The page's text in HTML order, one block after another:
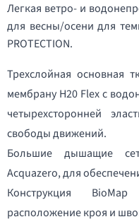
Легкая ветро- и
для весны/осени для
PROTECTION.
Трехслойная основная
мембрану H20 Flex с
четырехсторонней
свободы движений.
Большие дышащие
Acquazero, для
Конструкция BioMap
расположение кроя и